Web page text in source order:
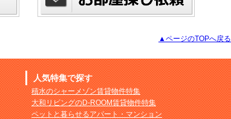
▲ページのTOPへ戻る
人気特集で探す
積水のシャーメゾン賃貸物件特集
大和リビングのD-ROOM賃貸物件特集
ペットと暮らせるアパート・マンション